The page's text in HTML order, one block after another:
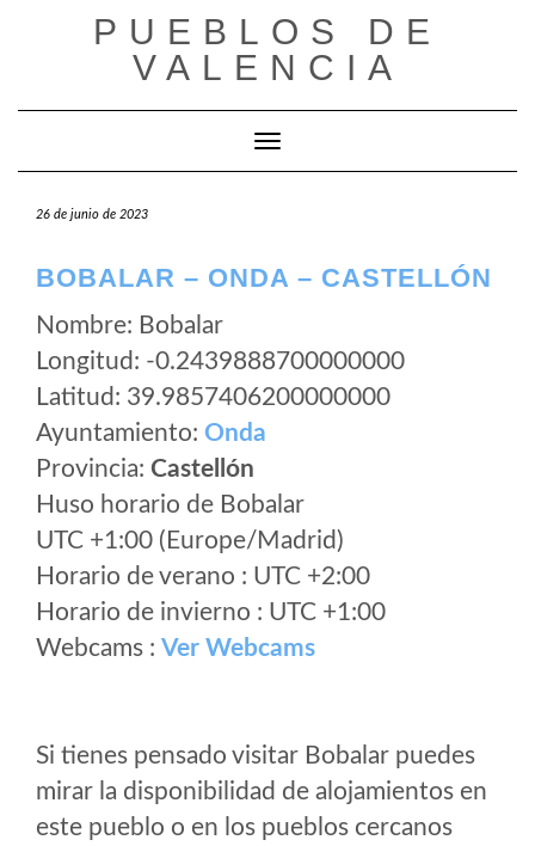
PUEBLOS DE
VALENCIA
Cambiar modo de navegación
26 de junio de 2023
BOBALAR – ONDA – CASTELLÓN
Nombre: Bobalar
Longitud: -0.2439888700000000
Latitud: 39.9857406200000000
Ayuntamiento: Onda
Provincia: Castellón
Huso horario de Bobalar
UTC +1:00 (Europe/Madrid)
Horario de verano : UTC +2:00
Horario de invierno : UTC +1:00
Webcams : Ver Webcams
Si tienes pensado visitar Bobalar puedes
mirar la disponibilidad de alojamientos en
este pueblo o en los pueblos cercanos